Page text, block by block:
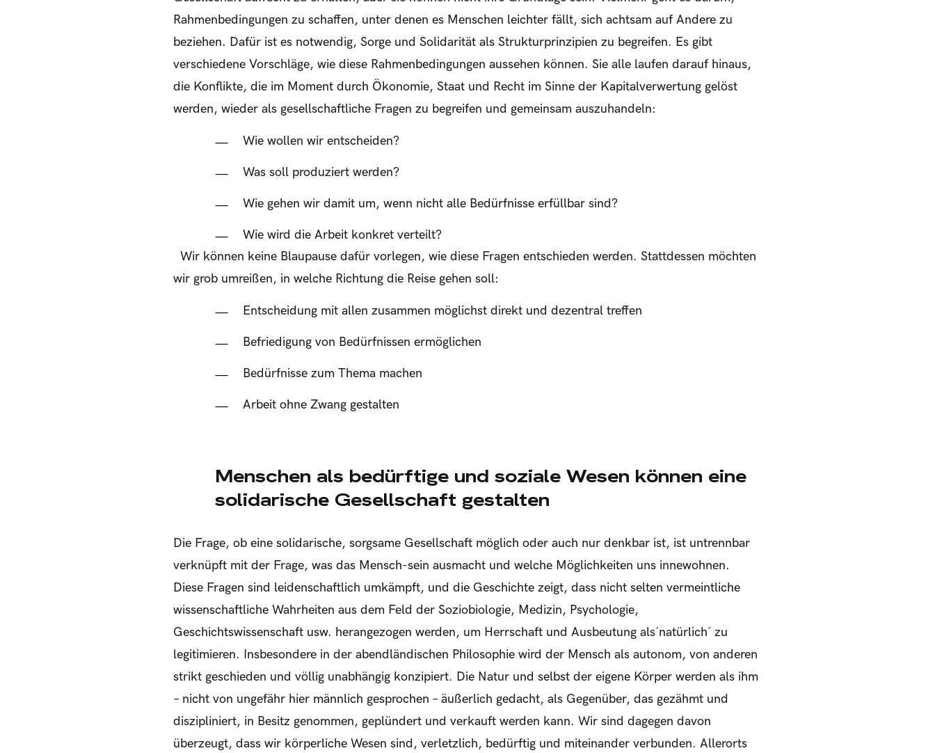
Rahmenbedingungen zu schaffen, unter denen es Menschen leichter fällt, sich achtsam auf Andere zu
beziehen. Dafür ist es notwendig, Sorge und Solidarität als Strukturprinzipien zu begreifen. Es gibt
verschiedene Vorschläge, wie diese Rahmenbedingungen aussehen können. Sie alle laufen darauf hinaus,
die Konflikte, die im Moment durch Ökonomie, Staat und Recht im Sinne der Kapitalverwertung gelöst
werden, wieder als gesellschaftliche Fragen zu begreifen und gemeinsam auszuhandeln:
Wie wollen wir entscheiden?
Was soll produziert werden?
Wie gehen wir damit um, wenn nicht alle Bedürfnisse erfüllbar sind?
Wie wird die Arbeit konkret verteilt?
Wir können keine Blaupause dafür vorlegen, wie diese Fragen entschieden werden. Stattdessen möchten
wir grob umreißen, in welche Richtung die Reise gehen soll:
Entscheidung mit allen zusammen möglichst direkt und dezentral treffen
Befriedigung von Bedürfnissen ermöglichen
Bedürfnisse zum Thema machen
Arbeit ohne Zwang gestalten
Menschen als bedürftige und soziale Wesen können eine
solidarische Gesellschaft gestalten
Die Frage, ob eine solidarische, sorgsame Gesellschaft möglich oder auch nur denkbar ist, ist untrennbar
verknüpft mit der Frage, was das Mensch-sein ausmacht und welche Möglichkeiten uns innewohnen.
Diese Fragen sind leidenschaftlich umkämpft, und die Geschichte zeigt, dass nicht selten vermeintliche
wissenschaftliche Wahrheiten aus dem Feld der Soziobiologie, Medizin, Psychologie,
Geschichtswissenschaft usw. herangezogen werden, um Herrschaft und Ausbeutung als ́natürlich ́ zu
legitimieren. Insbesondere in der abendländischen Philosophie wird der Mensch als autonom, von anderen
strikt geschieden und völlig unabhängig konzipiert. Die Natur und selbst der eigene Körper werden als ihm
– nicht von ungefähr hier männlich gesprochen – äußerlich gedacht, als Gegenüber, das gezähmt und
diszipliniert, in Besitz genommen, geplündert und verkauft werden kann. Wir sind dagegen davon
überzeugt, dass wir körperliche Wesen sind, verletzlich, bedürftig und miteinander verbunden. Allerorts